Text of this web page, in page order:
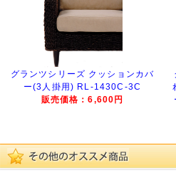
グランツシリーズ クッションカバ
ー(3人掛用) RL-1430C-3C
販売価格：6,600円